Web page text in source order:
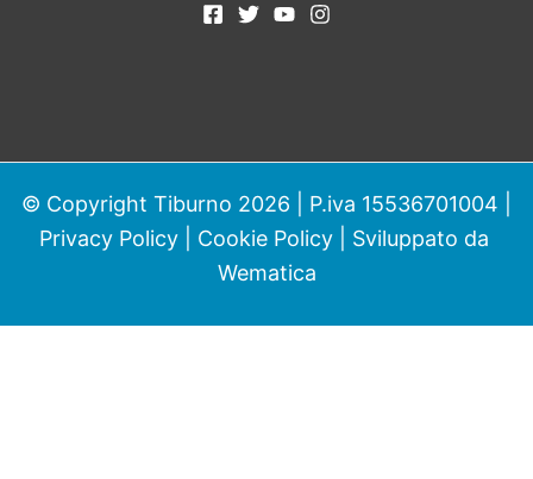
© Copyright Tiburno 2026 | P.iva 15536701004 |
Privacy Policy| Cookie Policy| Sviluppato da
Wematica